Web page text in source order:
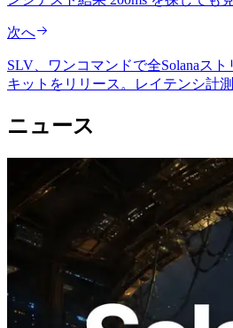
次へ
SLV、ワンコマンドで全Solanaス
キットをリリース。レイテンシ計
ニュース